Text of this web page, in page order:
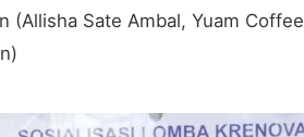
(Allisha Sate Ambal, Yuam Coffee